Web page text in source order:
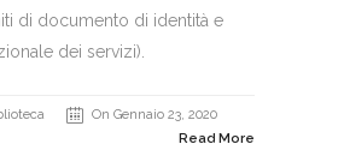
di documento di identità e
dei servizi).
On Gennaio 23, 2020
Read More